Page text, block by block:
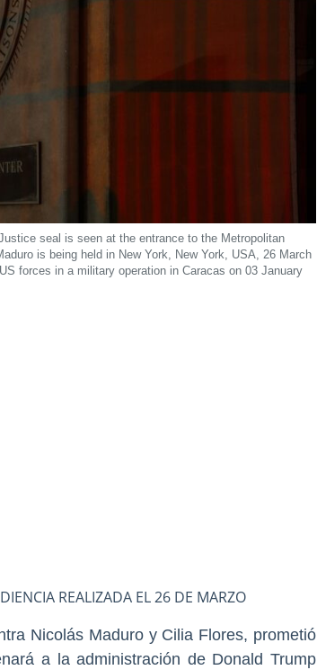
seal is seen at the entrance to the Metropolitan
is being held in New York, New York, USA, 26 March
forces in a military operation in Caracas on 03 January
REALIZADA EL 26 DE MARZO
Nicolás Maduro y Cilia Flores, prometió
a la administración de Donald Trump